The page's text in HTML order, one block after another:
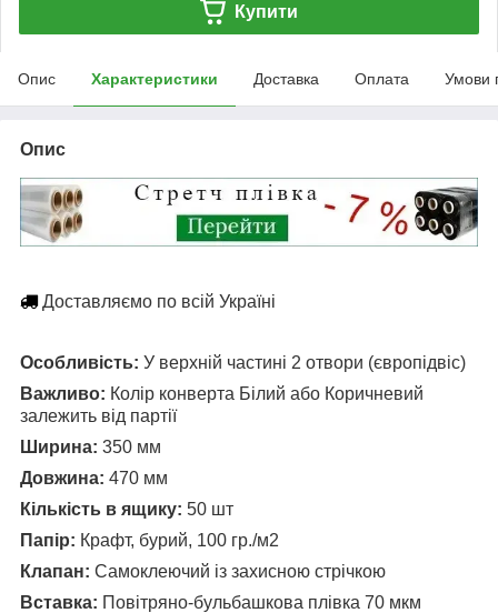
Купити
Опис Характеристики Доставка Оплата Умови
Опис
Доставляємо по всій Україні
Особливість: У верхній частині 2 отвори (європідвіс)
Важливо: Колір конверта Білий або Коричневий
залежить від партії
Ширина: 350 мм
Довжина: 470 мм
Кількість в ящику: 50 шт
Папір: Крафт, бурий, 100 гр./м2
Клапан: Самоклеючий із захисною стрічкою
Вставка: Повітряно-бульбашкова плівка 70 мкм